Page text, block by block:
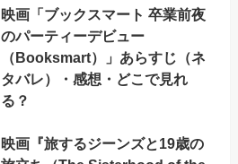
映画「ブックスマート 卒業前夜
のパーティーデビュー
（Booksmart）」あらすじ（ネ
タバレ）・感想・どこで見れ
る？
映画『旅するジーンズと19歳の